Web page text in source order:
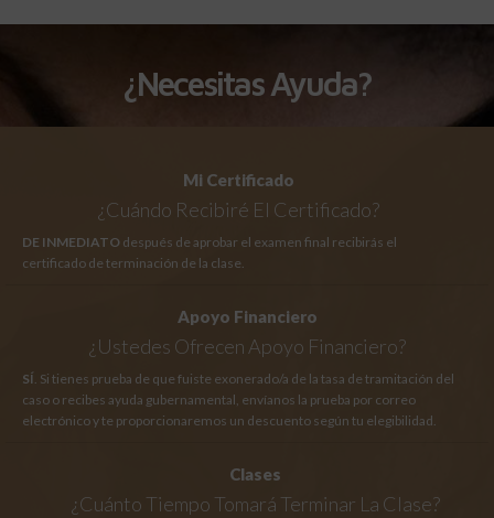
¿Necesitas Ayuda?
Mi Certificado
¿Cuándo Recibiré El Certificado?
DE INMEDIATO después de aprobar el examen final recibirás el
certificado de terminación de la clase.
Apoyo Financiero
¿Ustedes Ofrecen Apoyo Financiero?
SÍ. Si tienes prueba de que fuiste exonerado/a de la tasa de tramitación del
caso o recibes ayuda gubernamental, envíanos la prueba por correo
electrónico y te proporcionaremos un descuento según tu elegibilidad.
Clases
¿Cuánto Tiempo Tomará Terminar La Clase?